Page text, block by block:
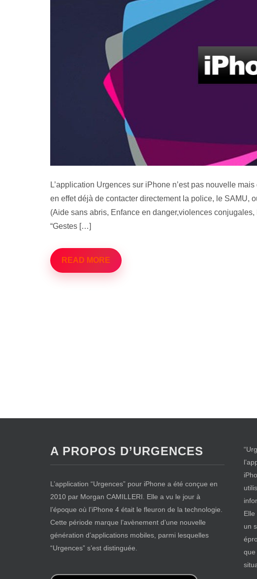
IPHON.FR – URGENCES : UNE
TOUJOURS
L’application Urgences sur iPhone n’est pas nouvelle
en effet déjà de contacter directement la police, le SAMU,
(Aide sans abris, Enfance en danger,violences
“Gestes […]
READ MORE
A PROPOS D’URGENCES
L’application “Urgences” pour iPhone a été conçue en
2010 par Morgan CAMILLERI. Elle a vu le jour à
l’époque où l’iPhone 4 était le fleuron de la technologie.
Cette période marque l’avènement d’une nouvelle
génération d’applications mobiles, parmi lesquelles
“Urgences” s’est distinguée.
un
que